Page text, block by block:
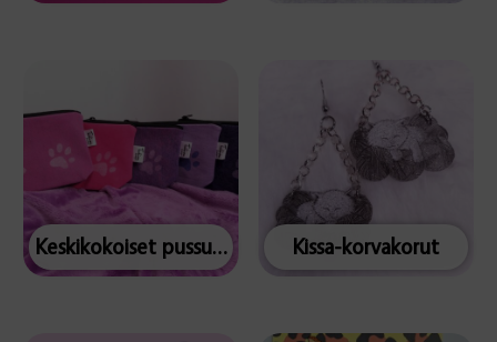
Keskikokoiset pussukat Kissa-korvakorut